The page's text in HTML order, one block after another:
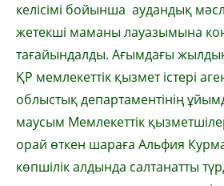
келісімі бойынша аудандық
жетекші маманы лауазымына
тағайындалды. Ағымдағы
ҚР мемлекеттік қызмет істері
облыстық департаментінің
маусым Мемлекеттік
орай өткен шараға Альфия
көпшілік алдында салтанатты